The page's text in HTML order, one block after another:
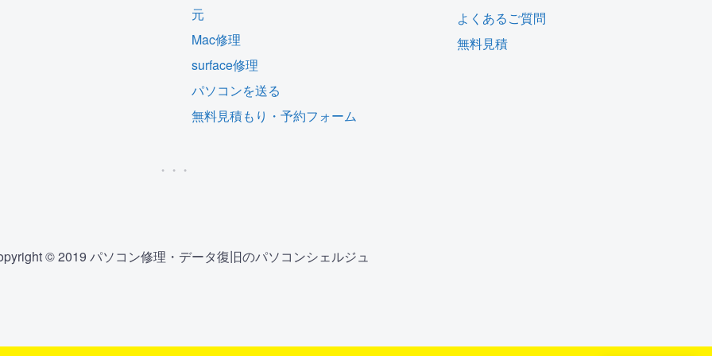
元
Mac修理
surface修理
パソコンを送る
無料見積もり・予約フォーム
よくあるご質問
無料見積
© 2019 パソコン修理・データ復旧のパソコンシェルジュ